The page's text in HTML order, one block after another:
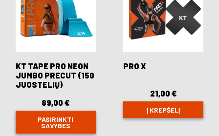
be
chosen
on
the
product
be
chosen
on
the
product
KT TAPE PRO NEON
JUMBO PRECUT (150
JUOSTELIŲ)
89,00€
PASIRINKTI
SAVYBES
PRO X
21,00€
Į KREPŠELĮ